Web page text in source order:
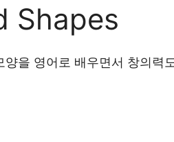
Shapes
을 영어로 배우면서 창의력